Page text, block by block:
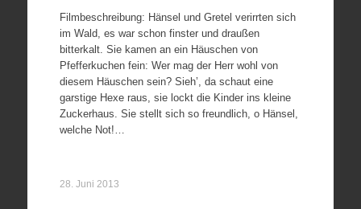
Filmbeschreibung: Hänsel und Gretel verirrten sich
im Wald, es war schon finster und draußen
bitterkalt. Sie kamen an ein Häuschen von
Pfefferkuchen fein: Wer mag der Herr wohl von
diesem Häuschen sein? Sieh’, da schaut eine
garstige Hexe raus, sie lockt die Kinder ins kleine
Zuckerhaus. Sie stellt sich so freundlich, o Hänsel,
welche Not!…
28. Juni 2013